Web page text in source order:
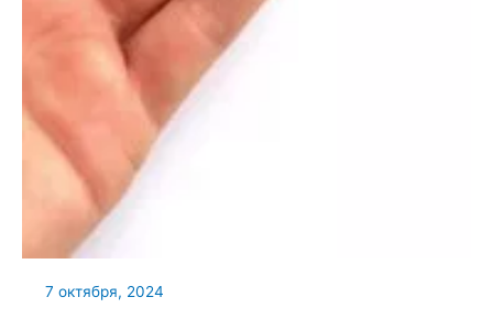
7 октября, 2024